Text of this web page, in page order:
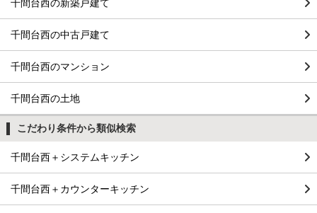
千間台西の新築戸建て
千間台西の中古戸建て
千間台西のマンション
千間台西の土地
こだわり条件から類似検索
千間台西＋システムキッチン
千間台西＋カウンターキッチン